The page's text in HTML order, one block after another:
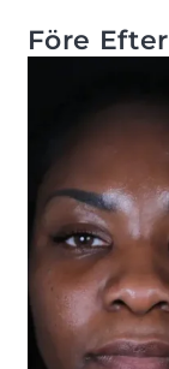
Före Efter